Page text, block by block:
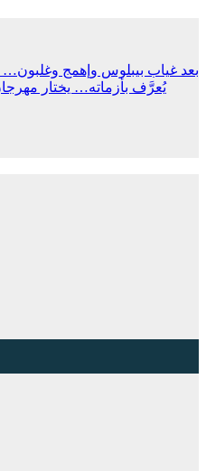
بعد غياب بيبلوس وإهمج
يُعرَّف بأزماته… يختار